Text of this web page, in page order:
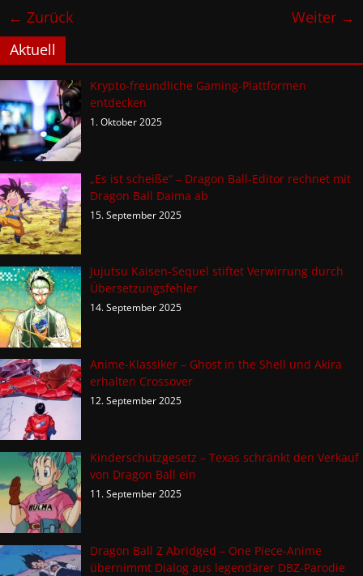
← Zurück
Weiter →
Aktuell
Krypto-freundliche Gaming-Plattformen
entdecken
1. Oktober 2025
„Es ist scheiße“ – Dragon Ball-Editor rechnet mit
Dragon Ball Daima ab
15. September 2025
Jujutsu Kaisen-Sequel stiftet Verwirrung durch
Übersetzungsfehler
14. September 2025
Anime-Klassiker – Ghost in the Shell und Akira
erhalten Crossover
12. September 2025
Kinderschutzgesetz – Texas schränkt den Verkauf
von Dragon Ball ein
11. September 2025
Dragon Ball Z Abridged – One Piece-Anime
übernimmt Dialog aus legendärer DBZ-Parodie